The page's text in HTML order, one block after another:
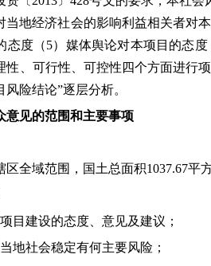
当地经济社会的影响利益相关者对
态度（5）媒体舆论对本项目的态
性、可行性、可控性四个方面进行
险结论”逐层分析。
意见的范围和主要事项
区全域范围，国土总面积1037.67平
项目 建设的态度、意见及建议；
地社会稳定有何主要风险；